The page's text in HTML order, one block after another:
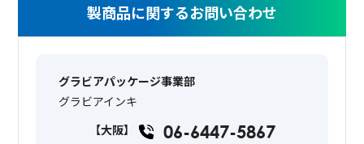
製商品に関するお問い合わせ
グラビアパッケージ事業部
グラビアインキ
【大阪】
06-6447-5867